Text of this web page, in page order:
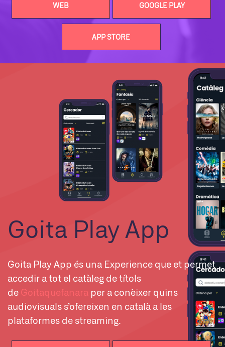
WEB GOOGLE PLAY
APP STORE
Goita Play App
Goita Play App és una Experience que et permet
accedir a tot el catàleg de títols
de Goitaquefanara per a conèixer quins
audiovisuals s’ofereixen en català a les
plataformes de streaming.